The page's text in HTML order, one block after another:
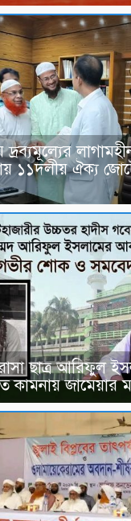
১১দলীয় ঐক্য
ছাত্র আরিফুল
কামনায় জামেয়ার